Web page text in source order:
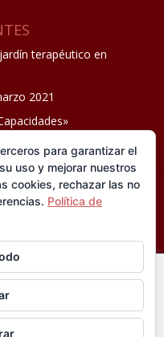
terapéutico en
2021
14 de junio
Cuídate +
los derechos
analíticas, propias y de
hábitos de navegación
servicios y su experiencia
para garantizar el
uso y mejorar nuestros
cookies, rechazar las no
Política de